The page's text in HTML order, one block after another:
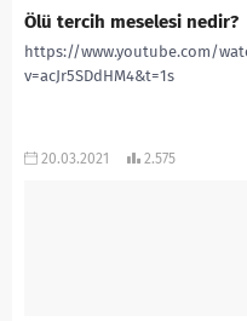
Ölü tercih meselesi nedir?
https://www.youtube.com/
v=acJr5SDdHM4&t=1s
20.03.2021 2.575